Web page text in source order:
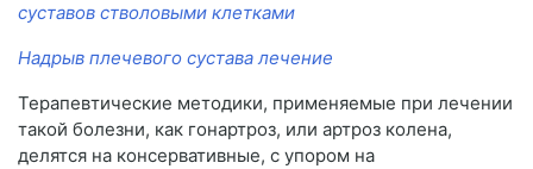
суставов стволовыми клетками
Надрыв плечевого сустава лечение
Терапевтические методики, применяемые при лечении
такой болезни, как гонартроз, или артроз колена,
делятся на консервативные, с упором на